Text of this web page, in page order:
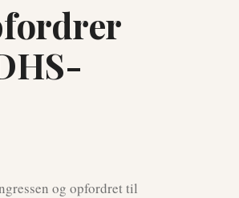
og opfordret til